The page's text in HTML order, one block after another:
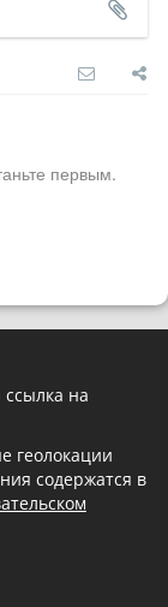
первым.
на
геолокации
содержатся в